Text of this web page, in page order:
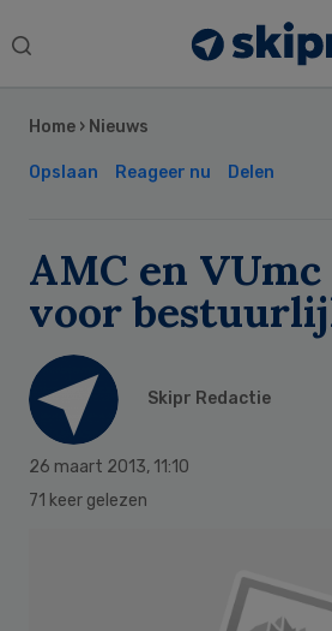
Search
Home › Nieuws
Opslaan Reageer nu Delen
AMC en
voor
Skipr Redactie
26 maart 2013, 11:10
71 keer gelezen
Sidebar